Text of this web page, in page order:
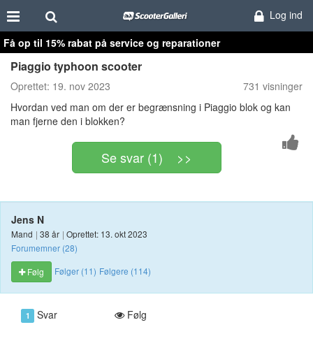
Log ind
Få op til 15% rabat på service og reparationer
Piaggio typhoon scooter
Oprettet: 19. nov 2023
731 visninger
Hvordan ved man om der er begrænsning i Piaggio blok og kan
man fjerne den i blokken?
Se svar (1) >>
Jens N
Mand | 38 år | Oprettet: 13. okt 2023
Forumemner (28)
Følg
Følger (11) Følgere (114)
1 Svar Følg